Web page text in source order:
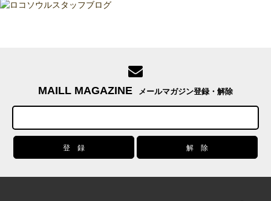
MAILL MAGAZINE メールマガジン登録・解除